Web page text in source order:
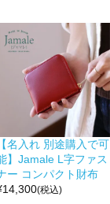
【名入れ 別途購入で可
】Jamale L字ファス
ー コンパクト財布
14,300(税込)